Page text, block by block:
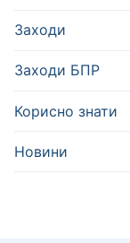
Заходи
Заходи БПР
Корисно знати
Новини